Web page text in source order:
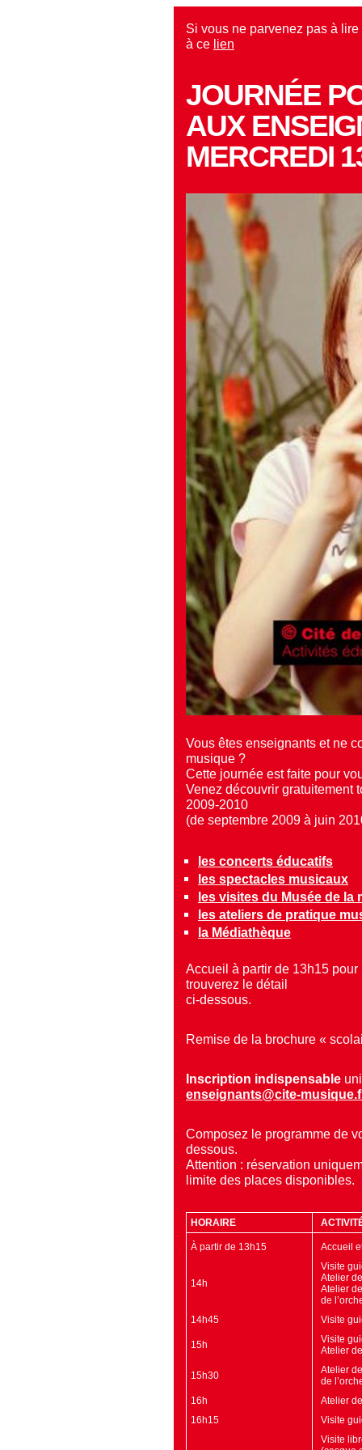
Si vous ne parvenez pas à
à ce lien
JOURNÉE
AUX
MERCREDI
Vous êtes enseignants et ne
musique ?
Cette journée est faite pour
Venez découvrir gratuitement
2009-2010
(de septembre 2009 à juin
les concerts éducatifs
les spectacles musicaux
les visites du Musée de la
les ateliers de pratique
la Médiathèque
Accueil à partir de 13h15
trouverez le détail
ci-dessous.
Remise de la brochure «
Inscription indispensable
enseignants@cite-
Composez le programme de
dessous.
Attention : réservation
limite des places disponibles.
HORAIRE
À partir de 13h15 Accueil
14h
Visite
Atelier
Atelier
de
14h45
Visite
15h
Visite
Atelier
15h30
Atelier
de
16h
Atelier
16h15
Visite
Visite